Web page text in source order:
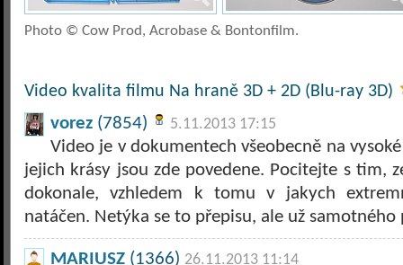
Photo © Cow Prod, Acrobase & Bontonfilm.
Video kvalita filmu Na hraně 3D + 2D (Blu-ray 3D)
vorez (7854) 5.11.2013 17:15
Video je v dokumentech všeobecně na
jejich krásy jsou zde povedene. Pocitejte s tim,
dokonale, vzhledem k tomu v jakych
natáčen. Netýka se to přepisu, ale už
MARIUSZ (1366) 26.11.2013 11:14